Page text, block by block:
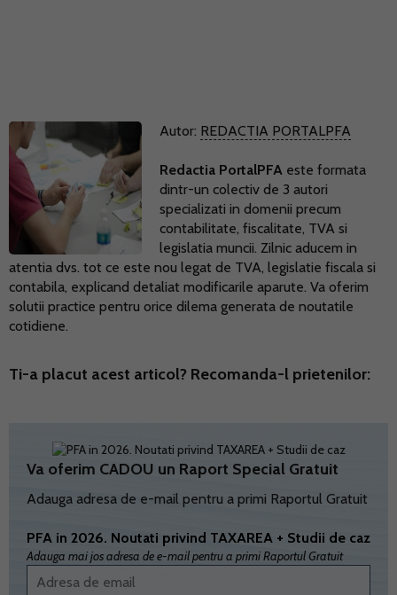
Autor: REDACTIA PORTALPFA
Redactia PortalPFA este formata
dintr-un colectiv de 3 autori
specializati in domenii precum
contabilitate, fiscalitate, TVA si
legislatia muncii. Zilnic aducem in
atentia dvs. tot ce este nou legat de TVA, legislatie fiscala si
contabila, explicand detaliat modificarile aparute. Va oferim
solutii practice pentru orice dilema generata de noutatile
cotidiene.
Ti-a placut acest articol? Recomanda-l prietenilor:
Va oferim CADOU un Raport Special Gratuit
Adauga adresa de e-mail pentru a primi Raportul Gratuit
PFA in 2026. Noutati privind TAXAREA + Studii de caz
Adauga mai jos adresa de e-mail pentru a primi Raportul Gratuit